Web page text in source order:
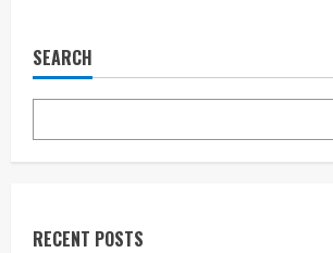
SEARCH
RECENT POSTS